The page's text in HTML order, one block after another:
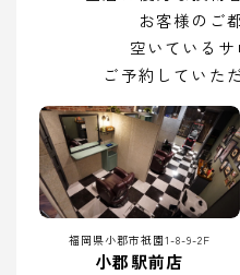
お客様のご
空いている
ご予約していた
福岡県小郡市祇園1-8-9-2F
小郡駅前店